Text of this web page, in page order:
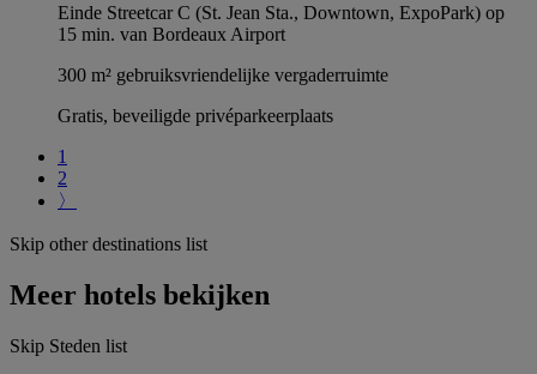
Einde Streetcar C (St. Jean Sta., Downtown, ExpoPark) op
15 min. van Bordeaux Airport
300 m² gebruiksvriendelijke vergaderruimte
Gratis, beveiligde privéparkeerplaats
1
2
〉
Skip other destinations list
Meer hotels bekijken
Skip Steden list